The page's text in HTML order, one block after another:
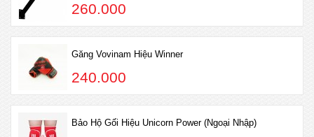
260.000
Găng Vovinam Hiệu Winner
240.000
Bảo Hộ Gối Hiệu Unicorn Power (Ngoại Nhập)